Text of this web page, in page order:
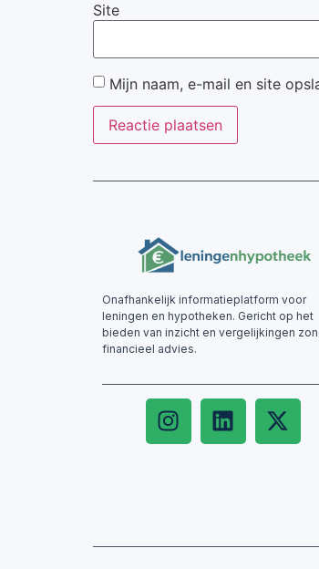
Site
Mijn naam, e-mail en site
Onafhankelijk informatieplatform voor
leningen en hypotheken. Gericht op het
bieden van inzicht en vergelijkingen
financieel advies.